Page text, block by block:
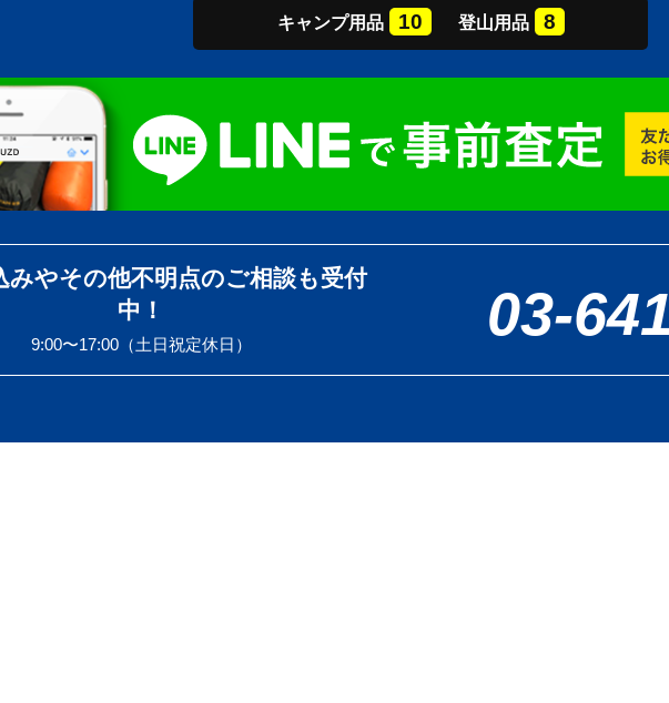
キャンプ用品 10 登山用品 8
みやその他不明点のご相談も受付
中！
9:00〜17:00（土日祝定休日） 03-